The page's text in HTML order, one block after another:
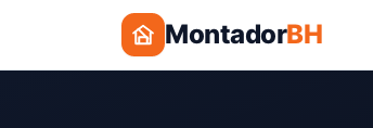
MontadorBH